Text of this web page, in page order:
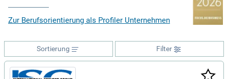
Zur Berufsorientierung als Profiler Unternehmen
Filter
Sortierung